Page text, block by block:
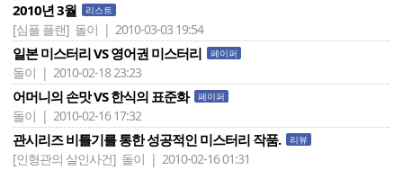
2010년 3월 리스트
[심플 플랜] 돌이 | 2010-03-03 19:54
일본 미스터리 VS 영어권 미스터리 페이퍼
돌이 | 2010-02-18 23:23
어머니의 손맛 VS 한식의 표준화 페이퍼
돌이 | 2010-02-16 17:32
관시리즈 비틀기를 통한 성공적인 미스터리 작품. 리뷰
[인형관의 살인사건] 돌이 | 2010-02-16 01:31